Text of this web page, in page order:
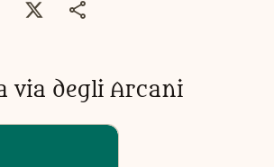
via degli Arcani